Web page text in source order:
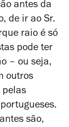
antes da
de ir ao Sr.
raio é só
pode ter
– ou seja,
outros
pelas
são,